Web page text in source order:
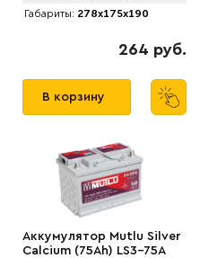
Габариты: 278x175x190
264 руб.
В корзину
Аккумулятор Mutlu Silver
Calcium (75Ah) LS3-75A